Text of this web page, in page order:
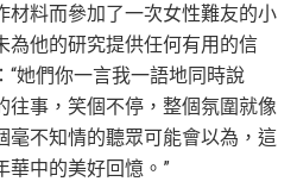
材料而參加了一次女性難友的小
為他的研究提供任何有用的信
“她們你一言我一語地同時說
往事，笑個不停，整個氛圍就像
毫不知情的聽眾可能會以為，這
華中的美好回憶。”